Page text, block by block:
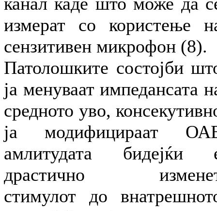
измерат со користење
сензитивен микрофон (8).
Патолошките состојби
ја менуваат импедансата
средното уво,
ја модифицираат
амлитудата бидејќи
драстично
стимулот до